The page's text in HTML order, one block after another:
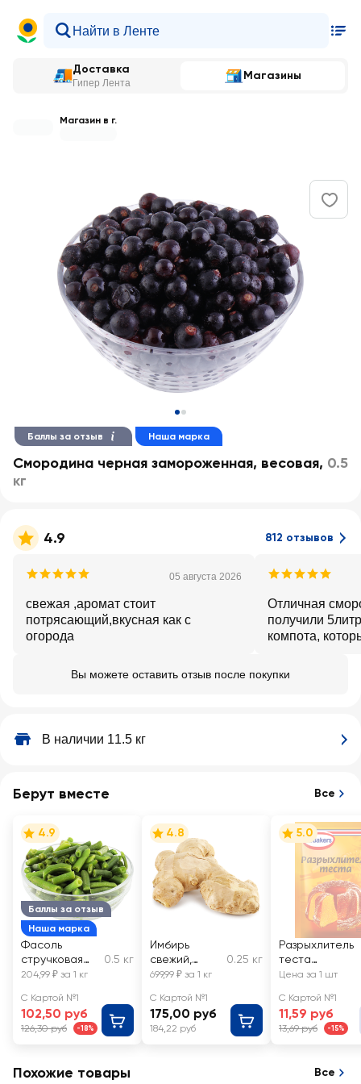
Доставка
Гипер Лента
Магазины
Магазин в г.
Баллы за отзыв Наша марка
Смородина черная замороженная, весовая, 0.5
кг
4.9 812 отзывов
05 августа 2026
свежая ,аромат стоит
потрясающий,вкусная как с
огорода
Отличная
получили
компота,
Вы можете оставить отзыв после покупки
В наличии 11.5 кг
Берут вместе Все
Баллы за отзыв
Наша марка
4.9
Фасоль
стручковая
замороженная
весовая
0.5 кг
204,99 ₽ за 1 кг
С Картой №1
102,50 руб
126,30 руб -18%
4.8
Имбирь
свежий,
весовой
0.25 кг
699,99 ₽ за 1 кг
С Картой №1
175,00 руб
184,22 руб
5.0
Разрыхлитель
теста
DR.BAKERS
Цена за 1 шт
С Картой №1
11,59 руб
13,69 руб -15%
Похожие товары Все